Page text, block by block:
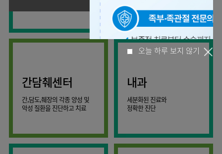
오늘 하루 보지 않기
소화기센터
인공신장센터
건강증진센터
인터벤션센터
외상골절센터
외과
부인과
정신건강의학과
가정의학과
치과
비급여진료비
감염예방
안내
원내
전화번호
오시는길
조직도
연구교육
임상시험센터
온라인
칭찬합시다
40주년
역사관
핵심가치
HI
부민스토리
연혁
조직도
의료진소개
사회공헌
건강토크
ENG
RUS
간담췌센터
간,담도,췌장의 각종 양성 및
악성 질환을 진단하고 치료
내과
세분화된 진료와
정확한 진단